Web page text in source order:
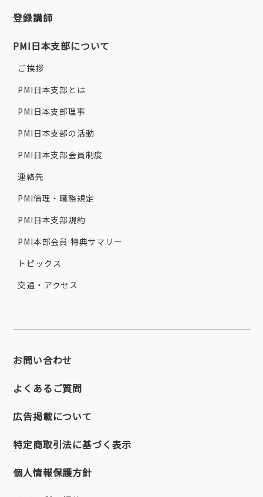
登録講師
PMI日本支部について
ご挨拶
PMI日本支部とは
PMI日本支部理事
PMI日本支部の活動
PMI日本支部会員制度
連絡先
PMI倫理・職務規定
PMI日本支部規約
PMI本部会員 特典サマリー
トピックス
交通・アクセス
お問い合わせ
よくあるご質問
広告掲載について
特定商取引法に基づく表示
個人情報保護方針